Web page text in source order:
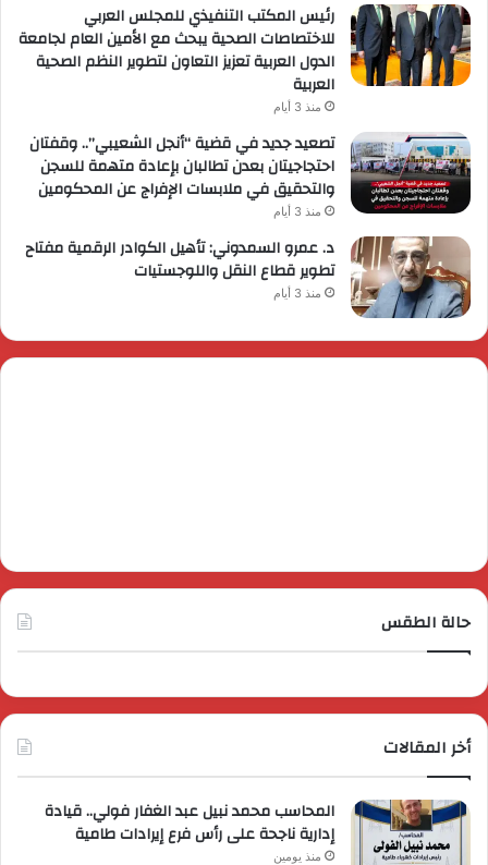
رئيس المكتب التنفيذي للمجلس العربي
للاختصاصات الصحية يبحث مع الأمين العام لجامعة
الدول العربية تعزيز التعاون لتطوير النظم الصحية
العربية
منذ 3 أيام
تصعيد جديد في قضية “أنجل الشعيبي”.. وقفتان
احتجاجيتان بعدن تطالبان بإعادة متهمة للسجن
والتحقيق في ملابسات الإفراج عن المحكومين
منذ 3 أيام
د. عمرو السمدوني: تأهيل الكوادر الرقمية مفتاح
تطوير قطاع النقل واللوجستيات
منذ 3 أيام
حالة الطقس
أخر المقالات
المحاسب محمد نبيل عبد الغفار فولي.. قيادة
إدارية ناجحة على رأس فرع إيرادات طامية
منذ يومين